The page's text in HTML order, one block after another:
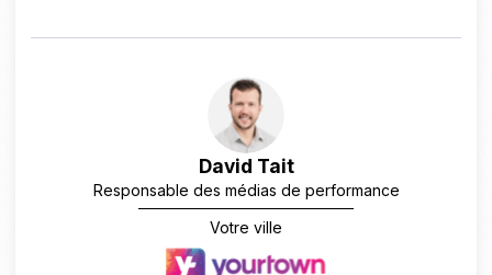
QR pour de multiples usages.
David Tait
Responsable des médias de performance
Votre ville